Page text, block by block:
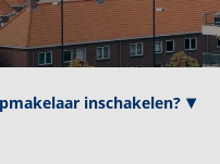
inschakelen?